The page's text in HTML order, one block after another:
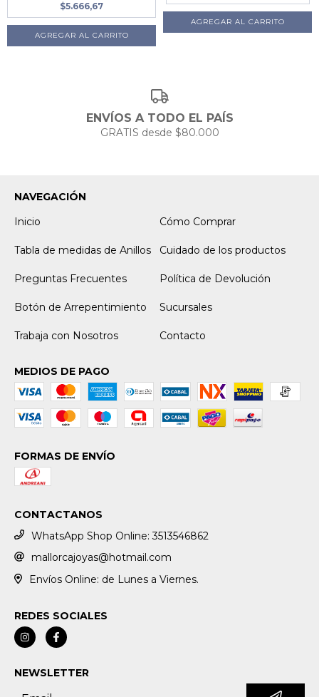
$5.666,67
AGREGAR AL CARRITO
ENVÍOS A TODO EL PAÍS
GRATIS desde $80.000
NAVEGACIÓN
Inicio
Cómo Comprar
Tabla de medidas de Anillos Cuidado de los productos
Preguntas Frecuentes Política de Devolución
Botón de Arrepentimiento Sucursales
Trabaja con Nosotros Contacto
MEDIOS DE PAGO
FORMAS DE ENVÍO
CONTACTANOS
WhatsApp Shop Online: 3513546862
mallorcajoyas@hotmail.com
Envíos Online: de Lunes a Viernes.
REDES SOCIALES
NEWSLETTER